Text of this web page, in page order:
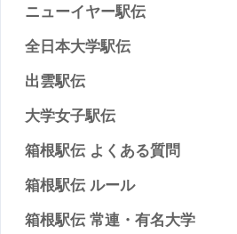
ニューイヤー駅伝
全日本大学駅伝
出雲駅伝
大学女子駅伝
箱根駅伝 よくある質問
箱根駅伝 ルール
箱根駅伝 常連・有名大学